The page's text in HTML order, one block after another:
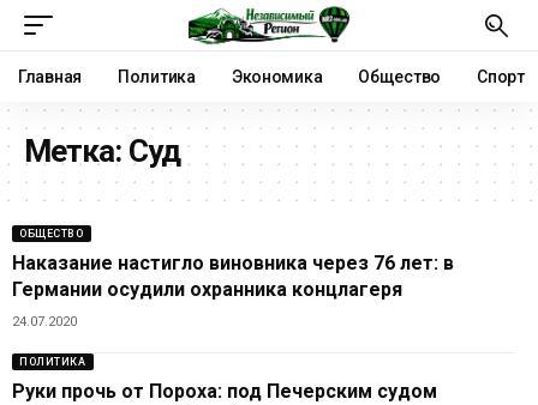
Главная Политика Экономика Общество Спорт
Метка: Суд
ОБЩЕСТВО
Наказание настигло виновника через 76 лет: в
Германии осудили охранника концлагеря
24.07.2020
ПОЛИТИКА
Руки прочь от Пороха: под Печерским судом